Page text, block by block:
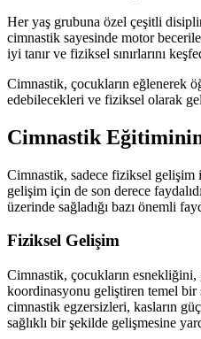
Her yaş grubuna özel çeşitli
cimnastik sayesinde motor
iyi tanır ve fiziksel sınırlarını
Cimnastik, çocukların eğlenerek
edebilecekleri ve fiziksel olarak
Cimnastik
Cimnastik, sadece fiziksel gelişim
gelişim için de son derece
üzerinde sağladığı bazı önemli
Fiziksel Gelişim
Cimnastik, çocukların
koordinasyonu geliştiren temel bir
cimnastik egzersizleri, kasların
sağlıklı bir şekilde gelişmesine